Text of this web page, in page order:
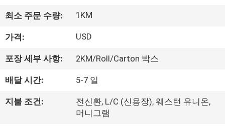
공
장
견
학
최소 주문 수량: 1KM
가격: USD
포장 세부 사항: 2KM/Roll/Carton 박스
배달 시간: 5-7 일
지불 조건:
전신환, L/C (신용장), 웨스턴 유니온,
머니그램